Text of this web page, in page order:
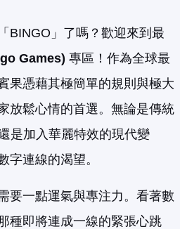
BINGO」了嗎？歡迎來到最
Games) 專區！作為全球最
果憑藉其極簡單的規則與極大
放鬆心情的首選。無論是傳統
是加入華麗特效的現代變
字連線的渴望。
要一點運氣與專注力。看著數
種即將連成一線的緊張心跳